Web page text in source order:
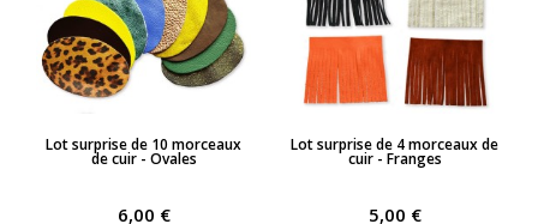
APERÇU RAPIDE
Lot surprise de 10 morceaux
de cuir - Ovales
6,00 €
APERÇU RAPIDE
Lot surprise de 4 morceaux de
cuir - Franges
5,00 €